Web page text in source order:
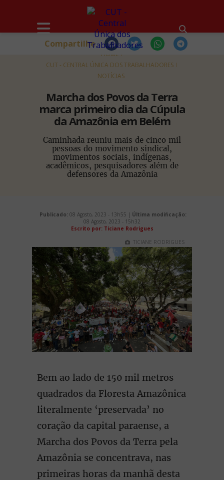
HOME
CUT - CENTRAL ÚNICA DOS TRABALHADORES
NOTÍCIAS
Marcha dos Povos da Terra
marca primeiro dia da Cúpula
da Amazônia em Belém
Caminhada reuniu mais de cinco mil
pessoas do movimento sindical,
movimentos sociais, indígenas,
acadêmicos, pesquisadores além de
defensores da Amazônia
Compartilhe
Publicado: 08 Agosto, 2023 - 13h55 | Última modificação:
08 Agosto, 2023 - 15h32
Escrito por: Ticiane Rodrigues
TICIANE RODRIGUES
Bem ao lado de 150 mil metros
quadrados da Floresta Amazônica
literalmente ‘preservada’ no
coração da capital paraense, a
Marcha dos Povos da Terra pela
Amazônia se concentrava, nas
primeiras horas da manhã desta